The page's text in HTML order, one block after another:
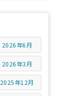
2026年6月
2026年3月
2025年12月